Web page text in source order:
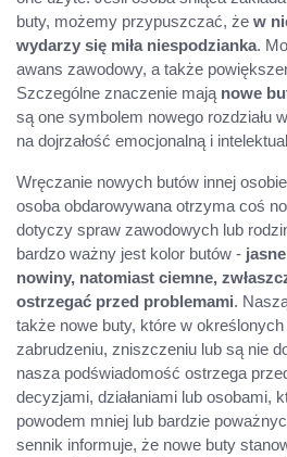
buty, możemy przypuszczać, że w
wydarzy się miła niespodzianka.
awans zawodowy, a także
Szczególne znaczenie mają nowe
są one symbolem nowego rozdziału
na dojrzałość emocjonalną i
Wręczanie nowych butów innej
osoba obdarowywana otrzyma coś
dotyczy spraw zawodowych lub
bardzo ważny jest kolor butów -
nowiny, natomiast ciemne,
ostrzegać przed problemami.
także nowe buty, które w
zabrudzeniu, zniszczeniu lub są nie
nasza podświadomość ostrzega
decyzjami, działaniami lub osobami,
powodem mniej lub bardzie
sennik informuje, że nowe buty